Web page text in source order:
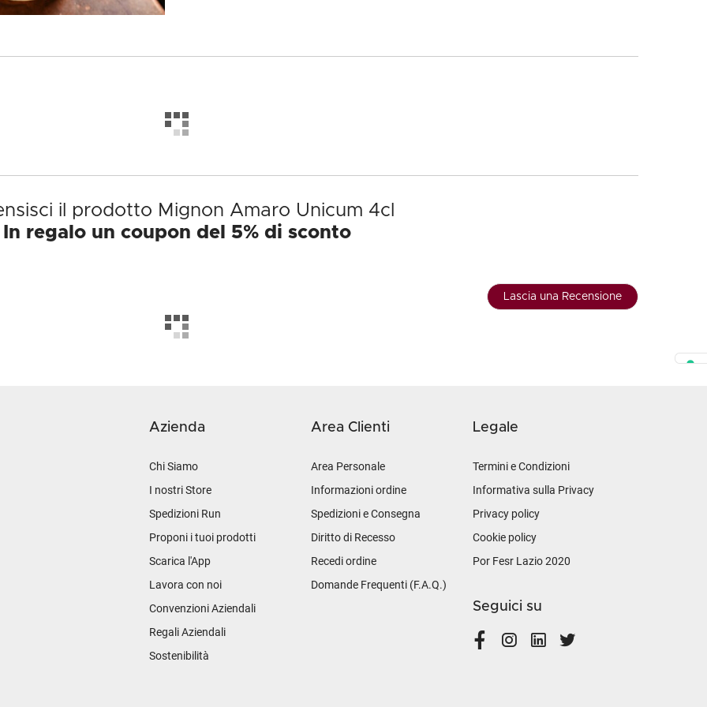
il prodotto Mignon Amaro Unicum 4cl
In regalo un coupon del 5% di sconto
Lascia una Recensione
Azienda
Chi Siamo
I nostri Store
Spedizioni Run
Proponi i tuoi prodotti
Scarica l'App
Lavora con noi
Convenzioni Aziendali
Regali Aziendali
Sostenibilità
Area Clienti
Area Personale
Informazioni ordine
Spedizioni e Consegna
Diritto di Recesso
Recedi ordine
Domande Frequenti (F.A.Q.)
Legale
Termini e Condizioni
Informativa sulla Privacy
Privacy policy
Cookie policy
Por Fesr Lazio 2020
Seguici su